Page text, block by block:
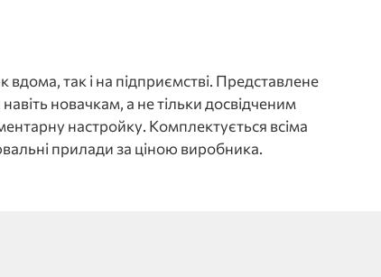
так і на підприємстві. Представлене
новачкам, а не тільки досвідченим
настройку. Комплектується всіма
прилади за ціною виробника.